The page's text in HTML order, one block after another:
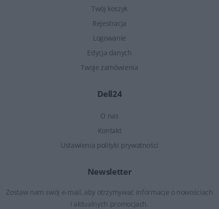
Twój koszyk
Rejestracja
Logowanie
Edycja danych
Twoje zamówienia
Dell24
O nas
Kontakt
Ustawienia polityki prywatności
Newsletter
Zostaw nam swój e-mail, aby otrzymywać informacje o nowościach
i aktualnych promocjach.